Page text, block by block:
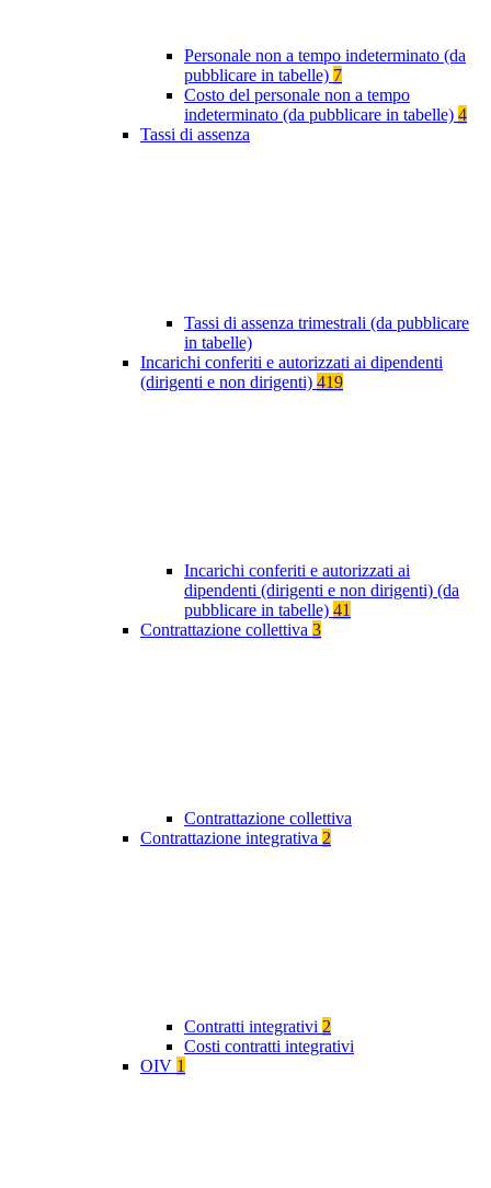
Personale non a tempo indeterminato (da
pubblicare in tabelle) 7
Costo del personale non a tempo
indeterminato (da pubblicare in tabelle) 4
Tassi di assenza
Tassi di assenza trimestrali (da pubblicare
in tabelle)
Incarichi conferiti e autorizzati ai dipendenti
(dirigenti e non dirigenti) 419
Incarichi conferiti e autorizzati ai
dipendenti (dirigenti e non dirigenti) (da
pubblicare in tabelle) 41
Contrattazione collettiva 3
Contrattazione collettiva
Contrattazione integrativa 2
Contratti integrativi 2
Costi contratti integrativi
OIV 1